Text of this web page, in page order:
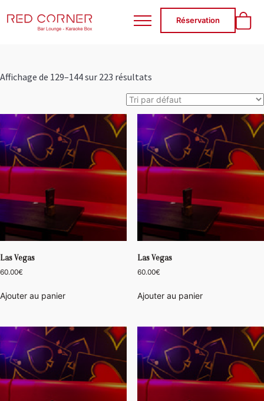
RED CORNER
Réservation
Affichage de 129–144 sur 223 résultats
Las Vegas
60.00€
Ajouter au panier
Las Vegas
60.00€
Ajouter au panier